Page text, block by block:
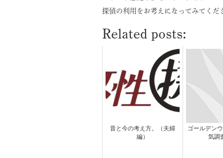
探偵の利用をお考えになってみてくだ
Related posts:
昔と今の考え方。（夫婦
編）
ゴールデン
気調